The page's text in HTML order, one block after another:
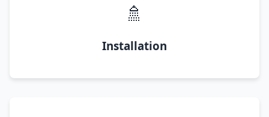
🚿
Installation